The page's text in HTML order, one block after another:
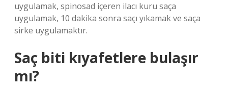
uygulamak, spinosad içeren ilacı kuru saça
uygulamak, 10 dakika sonra saçı yıkamak ve saça
sirke uygulamaktır.
Saç biti kıyafetlere bulaşır
mı?